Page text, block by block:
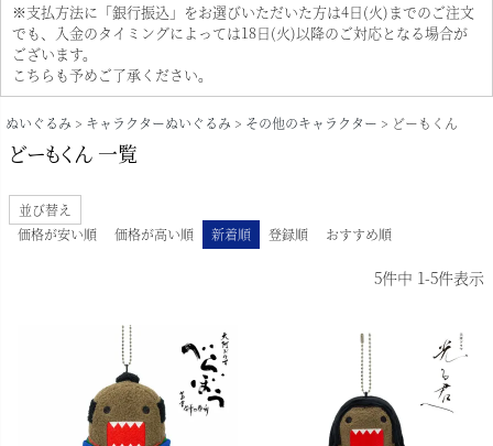
※支払方法に「銀行振込」をお選びいただいた方は4日(火)までのご注文
でも、入金のタイミングによっては18日(火)以降のご対応となる場合が
ございます。
こちらも予めご了承ください。
ぬいぐるみ キャラクターぬいぐるみ その他のキャラクター どーもくん
どーもくん 一覧
並び替え
価格が安い順
価格が高い順 新着順 登録順 おすすめ順
5件中 1-5件表示